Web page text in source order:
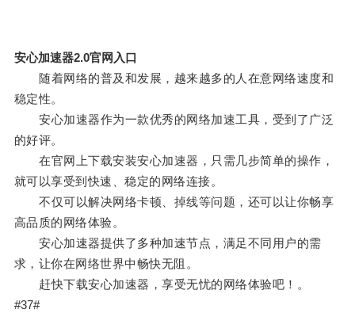
安心加速器2.0官网入口
随着网络的普及和发展，越来越多的人在意网络速度和
稳定性。
安心加速器作为一款优秀的网络加速工具，受到了广泛
的好评。
在官网上下载安装安心加速器，只需几步简单的操作，
就可以享受到快速、稳定的网络连接。
不仅可以解决网络卡顿、掉线等问题，还可以让你畅享
高品质的网络体验。
安心加速器提供了多种加速节点，满足不同用户的需
求，让你在网络世界中畅快无阻。
赶快下载安心加速器，享受无忧的网络体验吧！。
#37#